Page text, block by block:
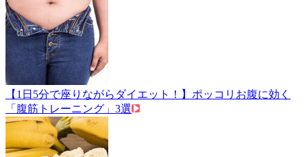
【1日5分で座りながらダイエット！】ポッコリお腹に効く
「腹筋トレーニング」3選